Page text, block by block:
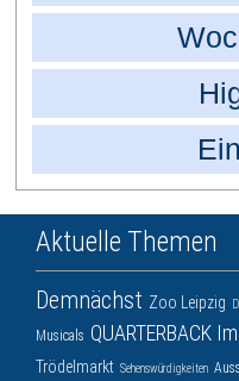
Aktuelle Themen
Demnächst Zoo Leipzig
Musicals QUARTERBACK
Trödelmarkt Sehenswürdigkeiten